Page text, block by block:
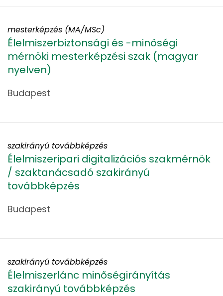
Élelmiszerbiztonsági és -minőségi
mérnöki mesterképzési szak (magyar
nyelven)
Budapest
mesterképzés (MA/MSc)
Élelmiszeripari digitalizációs szakmérnök
/ szaktanácsadó szakirányú
továbbképzés
Budapest
szakirányú továbbképzés
Élelmiszerlánc minőségirányítás
szakirányú továbbképzés
szakirányú továbbképzés